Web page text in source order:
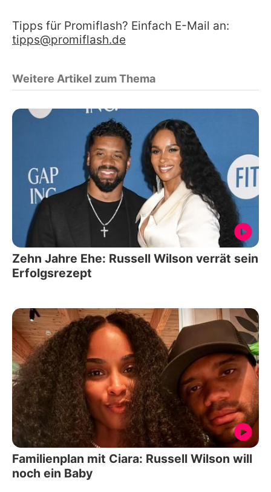
Tipps für Promiflash? Einfach E-Mail an:
tipps@promiflash.de
Weitere Artikel zum Thema
Zehn Jahre Ehe: Russell Wilson verrät sein
Erfolgsrezept
Familienplan mit Ciara: Russell Wilson will
noch ein Baby